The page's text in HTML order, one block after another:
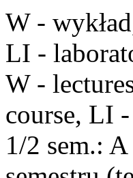
W-
LI -
W-
course, LI
1/2 sem.: A